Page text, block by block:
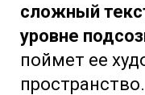
сложный
уровне
поймет ее